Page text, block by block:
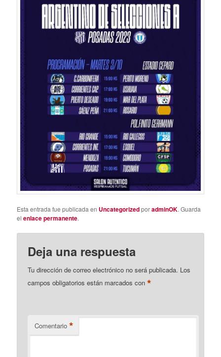
Esta entrada fue publicada en UncategorizedporadminOK. Guarda
elenlace permanente.
Deja una respuesta
Tu dirección de correo electrónico no será publicada. Los
campos obligatorios están marcados con*
Comentario *